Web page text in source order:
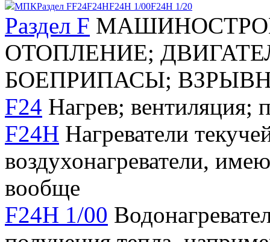
МПКРаздел FF24F24HF24H 1/00F24H 1/20
Раздел F
ОТОПЛЕНИЕ;
БОЕПРИПАСЫ;
F24 Нагрев; вентиляция;
F24H Нагреватели
воздухонагреватели,
вообще
F24H 1/00